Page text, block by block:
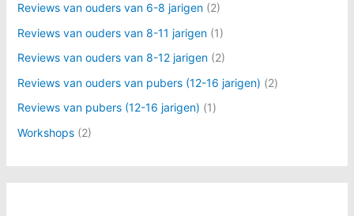
Reviews van ouders van 6-8 jarigen(2)
Reviews van ouders van 8-11 jarigen(1)
Reviews van ouders van 8-12 jarigen(2)
Reviews van ouders van pubers (12-16 jarigen) (2)
Reviews van pubers (12-16 jarigen) (1)
Workshops(2)